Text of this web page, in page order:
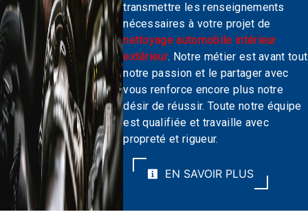
transmettre les renseignements
nécessaires à votre projet de
nettoyage automobile intérieur
extérieur. Notre métier est avant tout
notre passion et le partager avec
vous renforce encore plus notre
désir de réussir. Toute notre équipe
est qualifiée et travaille avec
propreté et rigueur.
EN SAVOIR PLUS